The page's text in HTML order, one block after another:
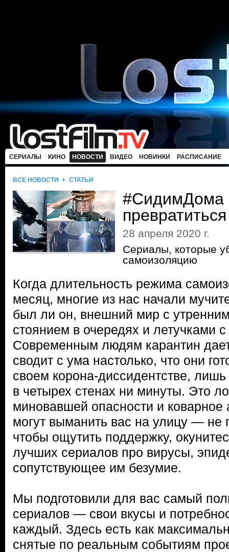
СЕРИАЛЫ КИНО НОВОСТИ ВИДЕО НОВИНКИ РАСПИСАНИЕ
ВСЕ НОВОСТИ СТАТЬИ
#СидимДома
28 апреля 2020 г.
Сериалы, которые
самоизоляцию
Когда длительность режима
месяц, многие из нас начали
был ли он, внешний мир с
стоянием в очередях и летучками
Современным людям карантин
сводит с ума настолько, что они
своем корона-диссидентстве,
в четырех стенах ни минуты. Это
миновавшей опасности и
могут выманить вас на улицу — не
чтобы ощутить поддержку,
лучших сериалов про вирусы,
сопутствующее им безумие.
Мы подготовили для вас самый
сериалов — свои вкусы и
каждый. Здесь есть как
снятые по реальным событиям